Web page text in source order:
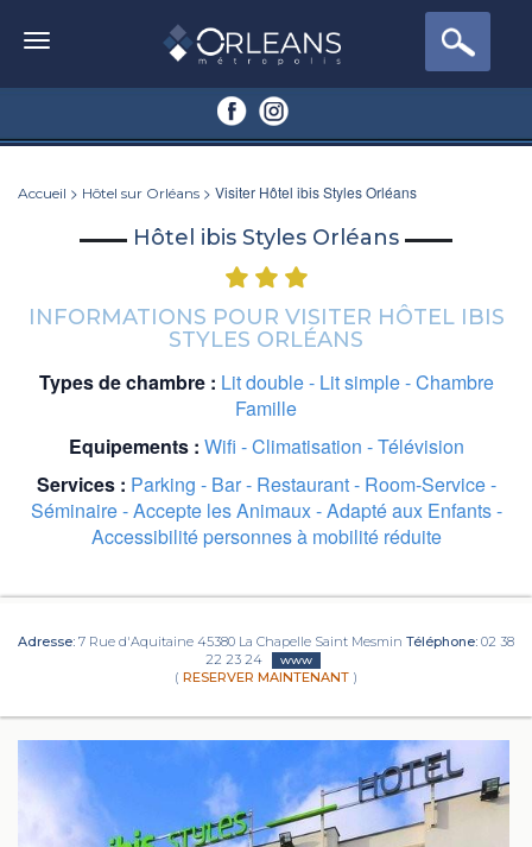
Accueil > Hôtel sur Orléans > Visiter Hôtel ibis Styles Orléans
Hôtel ibis Styles Orléans
INFORMATIONS POUR VISITER HÔTEL IBIS
STYLES ORLÉANS
Types de chambre : Lit double - Lit simple - Chambre
Famille
Equipements : Wifi - Climatisation - Télévision
Services : Parking - Bar - Restaurant - Room-Service -
Séminaire - Accepte les Animaux - Adapté aux Enfants -
Accessibilité personnes à mobilité réduite
Adresse: 7 Rue d'Aquitaine 45380 La Chapelle Saint Mesmin Téléphone: 02 38
22 23 24
www
( RESERVER MAINTENANT )